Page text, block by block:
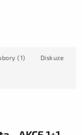
(1) Diskuze